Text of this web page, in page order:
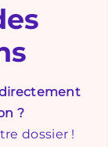
?
dossier !